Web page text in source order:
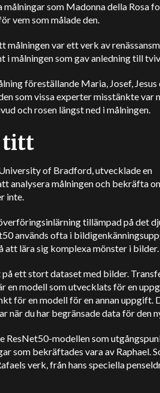
målningar som Madonna della Rosa
vem som målade den.
målningen var ett verk av
i målningen som gav anledning till
föreställande Maria, Josef,
som vissa experter misstänkte var
och rosen längst ned i målningen.
titt
of Bradford, utvecklade en
analysera målningen och bekräfta
inte.
tillämpad på det
används ofta i
lära sig komplexa mönster i bilder.
ett stort dataset med bilder.
en modell som utvecklats för en
för en modell för en annan uppgift.
när du har begränsade data för den
ResNet50-modellen som
som bekräftades vara av Raphael.
verk, från hans speciella